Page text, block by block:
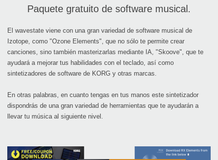
Paquete gratuito de software musical.
El wavestate viene con una gran variedad de software musical de
Izotope, como "Ozone Elements", que no sólo te permite crear
canciones, sino también masterizarlas mediante IA, "Skoove", que te
ayudará a mejorar tus habilidades con el teclado, así como
sintetizadores de software de KORG y otras marcas.
En otras palabras, en cuanto tengas en tus manos este sintetizador
dispondrás de una gran variedad de herramientas que te ayudarán a
llevar tu música al siguiente nivel.